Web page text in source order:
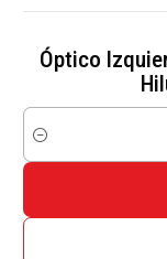
Óptico
Cantidad